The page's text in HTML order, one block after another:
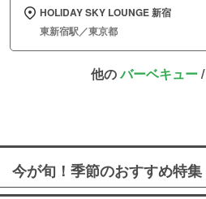
HOLIDAY SKY LOUNGE 新宿
東新宿駅／東京都
他のバーベキュー/
今が旬！季節のおすすめ特集